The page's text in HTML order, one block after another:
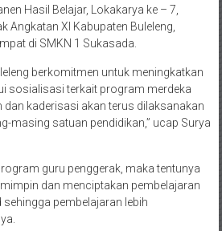
Hasil Belajar, Lokakarya ke – 7,
Angkatan XI Kabupaten Buleleng,
di SMKN 1 Sukasada.
berkomitmen untuk meningkatkan
sosialisasi terkait program merdeka
dan kaderisasi akan terus dilaksanakan
masing satuan pendidikan,” ucap Surya
guru penggerak, maka tentunya
dan menciptakan pembelajaran
pembelajaran lebih